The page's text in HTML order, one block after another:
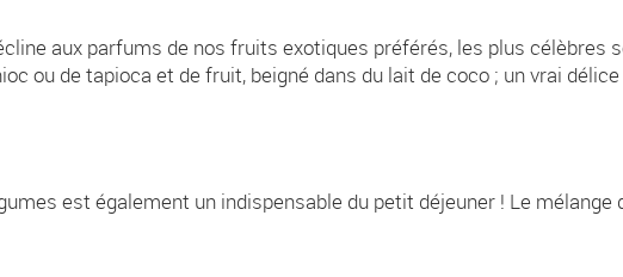
aux parfums de nos fruits exotiques préférés, les plus célèbres
ou de tapioca et de fruit, beigné dans du lait de coco ; un vrai délice
est également un indispensable du petit déjeuner ! Le mélange